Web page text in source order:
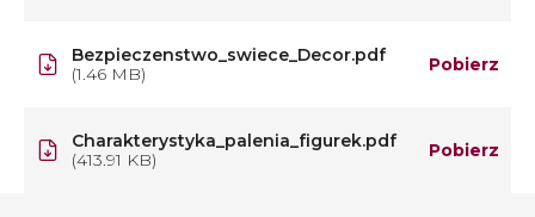
Bezpieczenstwo_swiece_Decor.pdf
(1.46 MB)
Pobierz
Charakterystyka_palenia_figurek.pdf
(413.91 KB)
Pobierz